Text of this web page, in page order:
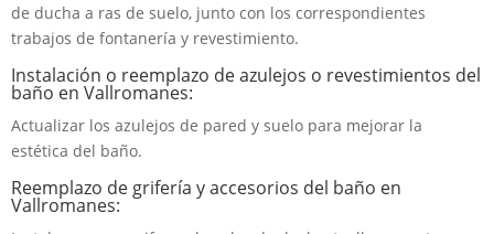
de ducha a ras de suelo, junto con los correspondientes
trabajos de fontanería y revestimiento.
Instalación o reemplazo de azulejos o revestimientos del
baño en Vallromanes:
Actualizar los azulejos de pared y suelo para mejorar la
estética del baño.
Reemplazo de grifería y accesorios del baño en
Vallromanes: